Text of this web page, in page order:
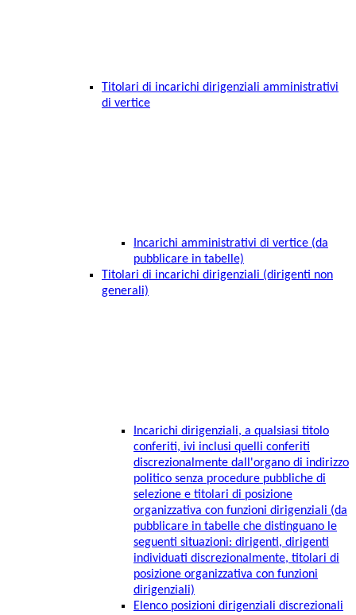
Titolari di incarichi dirigenziali amministrativi
di vertice
Incarichi amministrativi di vertice (da
pubblicare in tabelle)
Titolari di incarichi dirigenziali (dirigenti non
generali)
Incarichi dirigenziali, a qualsiasi titolo
conferiti, ivi inclusi quelli conferiti
discrezionalmente dall'organo di indirizzo
politico senza procedure pubbliche di
selezione e titolari di posizione
organizzativa con funzioni dirigenziali (da
pubblicare in tabelle che distinguano le
seguenti situazioni: dirigenti, dirigenti
individuati discrezionalmente, titolari di
posizione organizzativa con funzioni
dirigenziali)
Elenco posizioni dirigenziali discrezionali